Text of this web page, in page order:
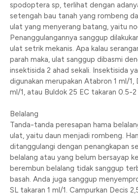
spodoptera sp, terlihat dengan
setengah bau tanah yang rombeng
ulat yang menyerang batang, yaitu
Penanggulangannya sanggup
ulat setrik mekanis. Apa kalau
parah maka, ulat sanggup dibasmi
insektisida 2 ahad sekali. Insektisida
digunakan merupakan Atabron 1 ml/1,
ml/1, atau Buldok 25 EC takaran 0.5-2
Belalang
Tanda-tanda peresapan hama
ulat, yaitu daun menjadi rombeng.
ditanggulangi dengan penangkapan
belalang atau yang belum bersayap
berembun belalang tidak sanggup
basah. Anda juga sanggup
SL takaran 1 ml/1. Campurkan Decis